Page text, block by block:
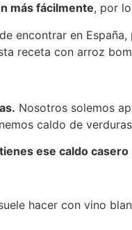
más fácilmente, por
encontrar en España,
receta con arroz
Nosotros solemos
caldo de
ese caldo casero
hacer con vino